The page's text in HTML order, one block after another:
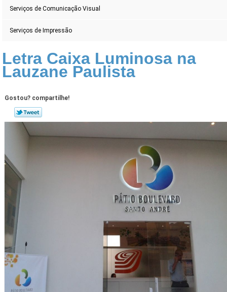
Serviços de Comunicação Visual
Serviços de Impressão
Letra Caixa Luminosa na
Lauzane Paulista
Gostou? compartilhe!